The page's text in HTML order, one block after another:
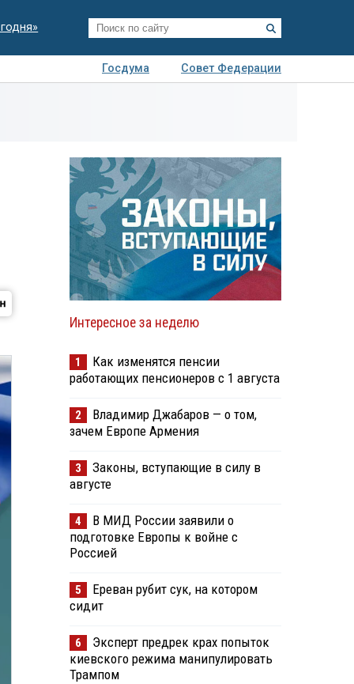
Госдума
Совет Федерации
Интересное за неделю
1
Как изменятся пенсии
работающих пенсионеров с 1 августа
2
Владимир Джабаров — о том,
зачем Европе Армения
3
Законы, вступающие в силу в
августе
4
В МИД России заявили о
подготовке Европы к войне с
Россией
5
Ереван рубит сук, на котором
сидит
6
Эксперт предрек крах попыток
киевского режима манипулировать
Трампом